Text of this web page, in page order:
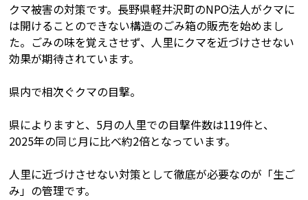
クマ被害の対策です。長野県軽井沢町のNPO法人がクマに
は開けることのできない構造のごみ箱の販売を始めまし
た。ごみの味を覚えさせず、人里にクマを近づけさせない
効果が期待されています。
県内で相次ぐクマの目撃。
県によりますと、5月の人里での目撃件数は119件と、
2025年の同じ月に比べ約2倍となっています。
人里に近づけさせない対策として徹底が必要なのが「生ご
み」の管理です。